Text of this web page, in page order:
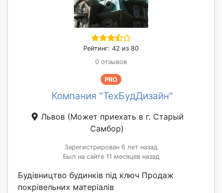
Рейтинг: 42 из 80
0 отзывов
PRO
Компания "ТехБудДизайн"
Львов (Может приехать в г. Старый
Самбор)
Зарегистрирован 6 лет назад
Был на сайте 11 месяцев назад
Будівництво будинків під ключ Продаж
покрівельних матеріалів